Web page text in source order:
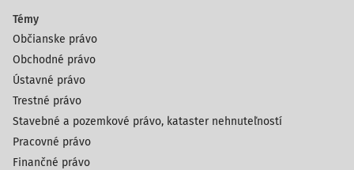
Témy
Občianske právo
Obchodné právo
Ústavné právo
Trestné právo
Stavebné a pozemkové právo, kataster nehnuteľností
Pracovné právo
Finančné právo